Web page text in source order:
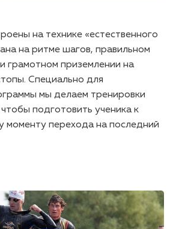
на технике «естественного
на ритме шагов, правильном
грамотном приземлении на
Специально для
мы делаем тренировки
подготовить ученика к
моменту перехода на последний